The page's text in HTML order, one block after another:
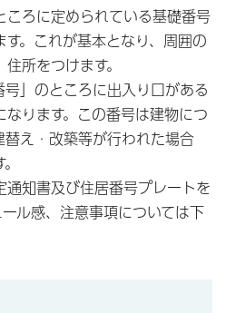
ころに定められている基礎番号
。これが基本となり、周囲の
所をつけます。
号」のところに出入り口がある
ります。この番号は建物につ
替え・改築等が行われた場合
通知書及び住居番号プレートを
ル感、注意事項については下